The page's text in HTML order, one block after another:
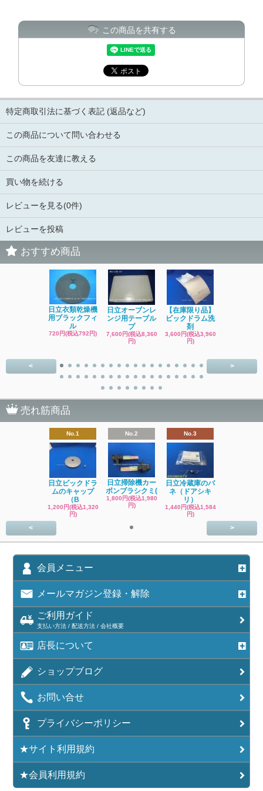
この商品を共有する
特定商取引法に基づく表記 (返品など)
この商品について問い合わせる
この商品を友達に教える
買い物を続ける
レビューを見る(0件)
レビューを投稿
おすすめ商品
日立衣類乾燥機
用ブラックフィ
ル
720円(税込792円)
日立オーブンレ
ンジ用テーブル
プ
7,600円(税込8,360
円)
【在庫限り品】
ビックドラム洗
剤
3,600円(税込3,960
円)
< >
売れ筋商品
No.1
日立ビックドラ
ムのキャップ
（B
1,200円(税込1,320
円)
No.2
日立掃除機カー
ボンブラシクミ(
1,800円(税込1,980
円)
No.3
日立冷蔵庫のバ
ネ（ドアシキ
リ）
1,440円(税込1,584
円)
< >
会員メニュー
メールマガジン登録・解除
ご利用ガイド
支払い方法 / 配送方法 / 会社概要
店長について
ショップブログ
お問い合せ
プライバシーポリシー
★サイト利用規約
★会員利用規約